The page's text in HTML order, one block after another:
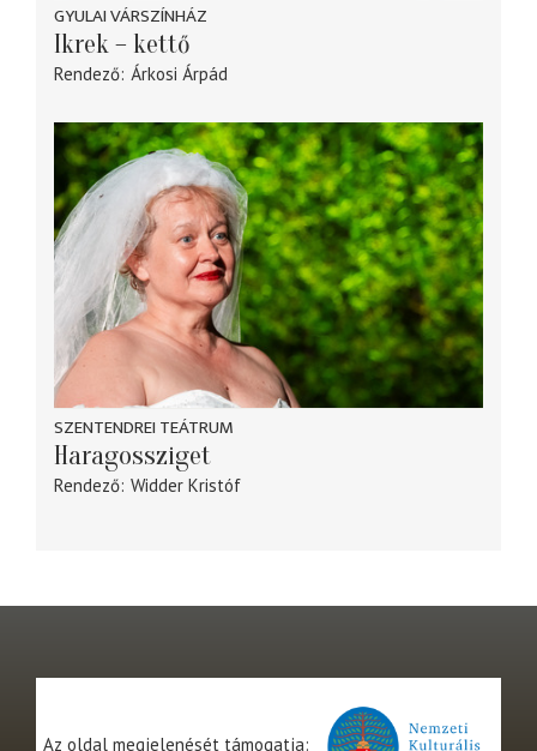
GYULAI VÁRSZÍNHÁZ
Ikrek – kettő
Rendező Árkosi Árpád
SZENTENDREI TEÁTRUM
Haragossziget
Rendező Widder Kristóf
Az oldal megjelenését támogatja: